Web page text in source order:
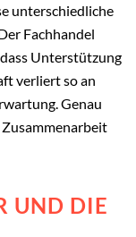
unterschiedliche
Fachhandel
Unterstützung
verliert so an
Genau
UND DIE